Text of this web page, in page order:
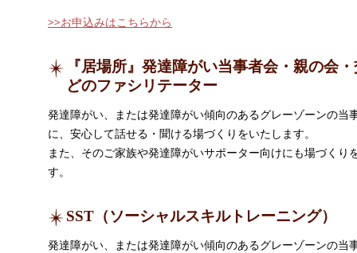
>>お申込みはこちらから
『居場所』発達障がい当事者会・親の会
どのファシリテーター
発達障がい、または発達障がい傾向のあるグレーゾーンの当
に、安心して話せる・聞ける場づくりをいたします。
また、そのご家族や発達障がいサポーター向けにも場づくり
す。
SST（ソーシャルスキルトレーニング）
発達障がい、または発達障がい傾向のあるグレーゾーンの当